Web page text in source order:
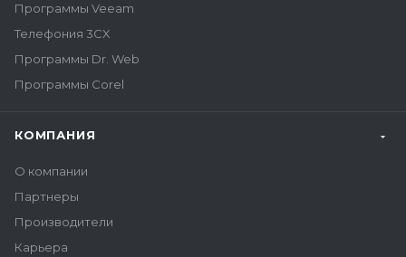
Программы Veeam
Телефония 3CX
Программы Dr. Web
Программы Corel
КОМПАНИЯ
О компании
Партнеры
Производители
Карьера